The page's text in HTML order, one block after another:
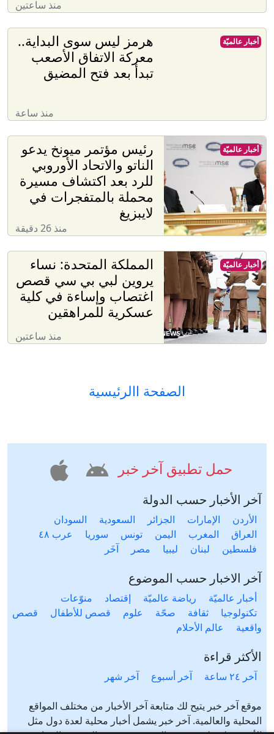
منذ ساعتين
هرمز ليس سوى البداية..
معركة الاتفاق الأصعب
تبدأ بعد فتح المضيق
منذ ساعة
أخبار عالميّة
رئيس مؤتمر ميونخ يدعو
الناتو والاتحاد الأوروبي
للرد بعد اكتشاف مسيرة
محملة بالمتفجرات في
لايبزيغ
منذ 26 دقيقة
أخبار عالميّة
المملكة المتحدة: نساء
يروين لبي بي سي قصص
اغتصاب وإساءة في كلية
عسكرية للمراهقين
منذ ساعتين
أخبار عالميّة
الصفحة االرئيسية
حمل تطبيق آخر خبر
آخر الأخبار حسب الدولة
الأردن الإمارات الجزائر السعودية
السودان
العراق
المغرب اليمن تونس سوريا
عرب ٤٨
فلسطين
لبنان ليبيا مصر آخَر
آخر الاخبار حسب الموضوع
أخبار عالميّة رياضة عالميّة إقتصاد
منوّعات
تكنولوجيا
ثقافة صحّة علوم قصص للأطفال
قصص
واقعية
عالم الأحلام
الأكثر قراءة
آخر ٢٤ ساعة آخر أسبوع آخر شهر
موقع آخر خبر يتيح لك متابعة آخر الأخبار من مختلف المواقع
المحلية والعالمية. آخر خبر يشمل أخبار محلية لعدة دول مثل